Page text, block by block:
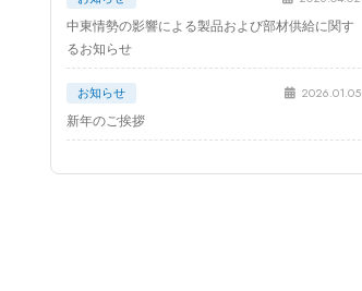
中東情勢の影響による製品および部材供給に関す
るお知らせ
お知らせ 2026.01.05
新年のご挨拶